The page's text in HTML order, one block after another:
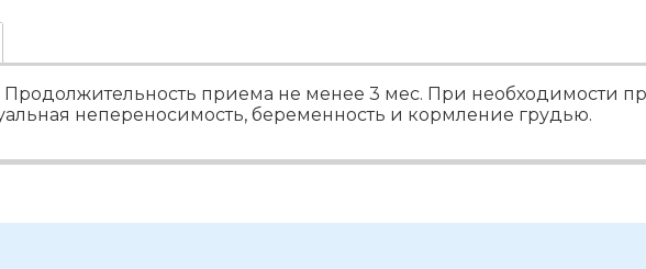
Продолжительность приема не менее 3 мес. При необходимости
непереносимость, беременность и кормление грудью.